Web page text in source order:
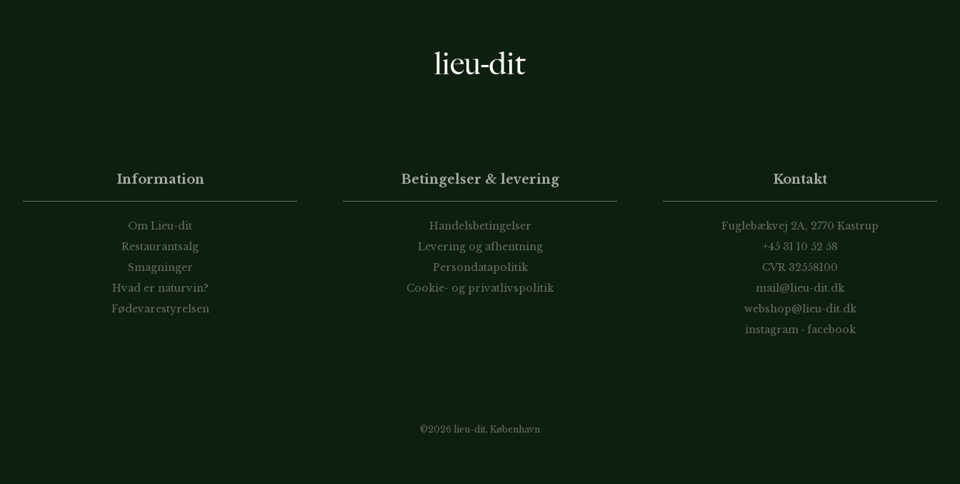
Information
Om Lieu-dit
Restaurantsalg
Smagninger
Hvad er naturvin?
Fødevarestyrelsen
Betingelser & levering
Handelsbetingelser
Levering og afhentning
Persondatapolitik
Cookie- og privatlivspolitik
Kontakt
Fuglebækvej 2A, 2770 Kastrup
+45 31 10 52 58
CVR 32558100
mail@lieu-dit.dk
webshop@lieu-dit.dk
instagram · facebook
©2026 lieu-dit, København